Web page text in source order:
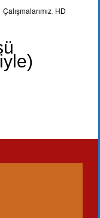
Çalışmalarımız HD